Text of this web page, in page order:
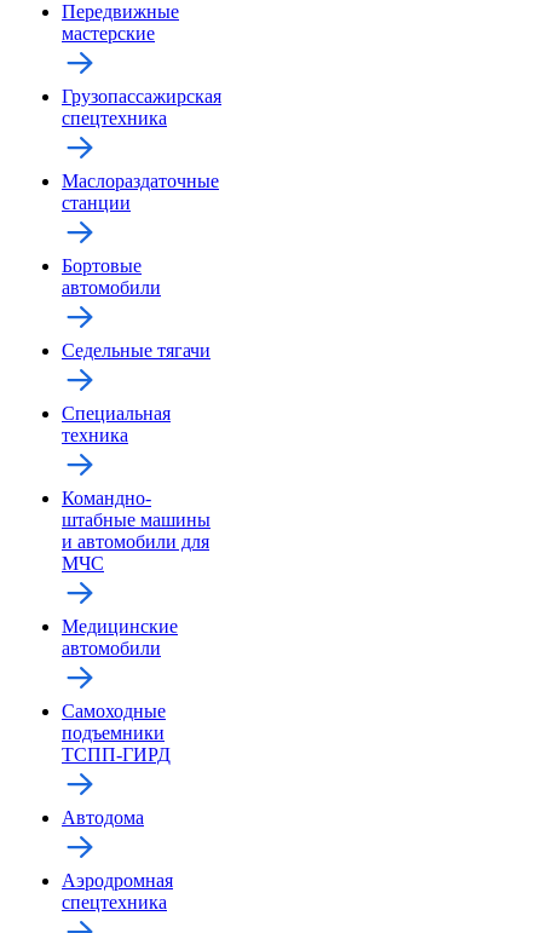
Передвижные
мастерские
Грузопассажирская
спецтехника
Маслораздаточные
станции
Бортовые
автомобили
Седельные тягачи
Специальная
техника
Командно-
штабные машины
и автомобили для
МЧС
Медицинские
автомобили
Самоходные
подъемники
ТСПП-ГИРД
Автодома
Аэродромная
спецтехника